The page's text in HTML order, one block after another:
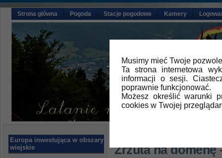
Musimy mieć Twoje
Ta strona internetowa
informacji o sesji.
poprawnie funkcjonować.
Możesz określić warunki
cookies w Twojej
Strona główna Pogoda Stacje pogodowe Kamery
Europa inwestująca w obszary
wiejskie
Zrzuta na domenę